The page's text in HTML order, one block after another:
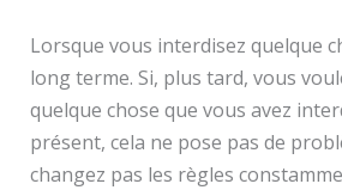
Lorsque vous interdisez quelque
long terme. Si, plus tard, vous
quelque chose que vous avez
présent, cela ne pose pas de
changez pas les règles